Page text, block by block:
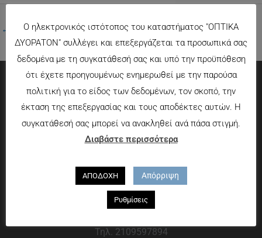
← Προηγούμενο Πολυμέσα
Πληροφορίες
Τρόποι πληρωμής
Τρόποι αποστολής
Που θα μας βρείτε
Χαροκόπου 13-15, Αθήνα 176 72
Τηλ. 2109597894
Ο ηλεκτρονικός ιστότοπος του καταστήματος "ΟΠΤΙΚΑ
ΔΥΟΡΑΤΟΝ" συλλέγει και επεξεργάζεται τα προσωπικά σας
δεδομένα με τη συγκατάθεσή σας και υπό την προϋπόθεση
ότι έχετε προηγουμένως ενημερωθεί με την παρούσα
πολιτική για το είδος των δεδομένων, τον σκοπό, την
έκταση της επεξεργασίας και τους αποδέκτες αυτών. Η
συγκατάθεσή σας μπορεί να ανακληθεί ανά πάσα στιγμή.
Διαβάστε περισσότερα
ΑΠΟΔΟΧΗ Απόρριψη
Ρυθμίσεις